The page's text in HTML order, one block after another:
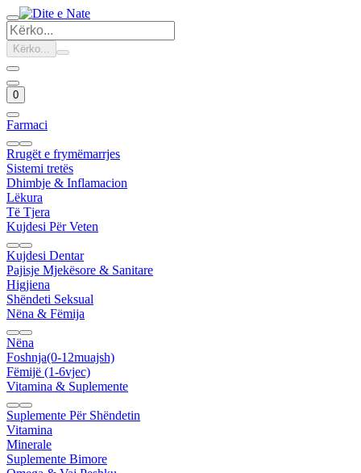
Kërko...
0
Farmaci
Rrugët e frymëmarrjes
Sistemi tretës
Dhimbje & Inflamacion
Lëkura
Të Tjera
Kujdesi Për Veten
Kujdesi Dentar
Pajisje Mjekësore & Sanitare
Higjiena
Shëndeti Seksual
Nëna & Fëmija
Nëna
Foshnja(0-12muajsh)
Fëmijë (1-6vjec)
Vitamina & Suplemente
Suplemente Për Shëndetin
Vitamina
Minerale
Suplemente Bimore